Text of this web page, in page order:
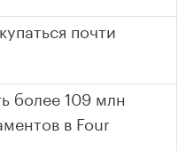
почти
более 109 млн
в Four